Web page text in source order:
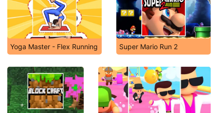
Yoga Master - Flex Running Super Mario Run 2